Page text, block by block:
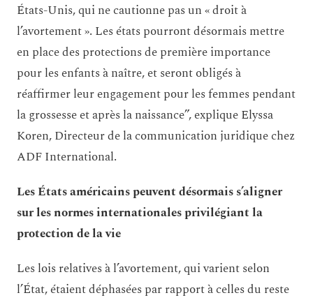
États-Unis, qui ne cautionne pas un « droit à
l’avortement ». Les états pourront désormais mettre
en place des protections de première importance
pour les enfants à naître, et seront obligés à
réaffirmer leur engagement pour les femmes pendant
la grossesse et après la naissance”, explique Elyssa
Koren, Directeur de la communication juridique chez
ADF International.
Les États américains peuvent désormais s’aligner
sur les normes internationales privilégiant la
protection de la vie
Les lois relatives à l’avortement, qui varient selon
l’État, étaient déphasées par rapport à celles du reste